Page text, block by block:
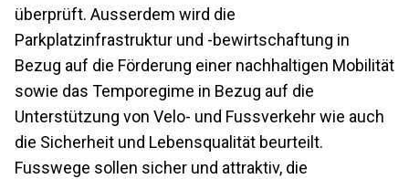
überprüft. Ausserdem wird die
Parkplatzinfrastruktur und -bewirtschaftung in
Bezug auf die Förderung einer nachhaltigen Mobilität
sowie das Temporegime in Bezug auf die
Unterstützung von Velo- und Fussverkehr wie auch
die Sicherheit und Lebensqualität beurteilt.
Fusswege sollen sicher und attraktiv, die